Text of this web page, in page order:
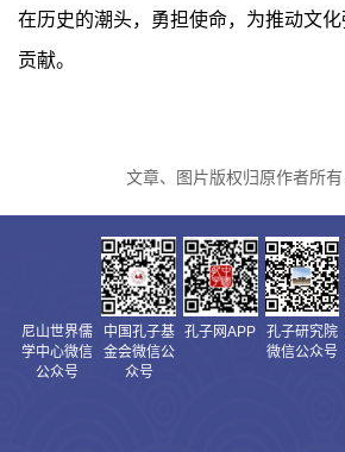
在历史的潮头，勇担使命，为推动文
贡献。
文章、图片版权归原作者所
尼山世界儒
学中心微信
公众号
中国孔子基
金会微信公
众号
孔子网APP
孔子研究院
微信公众号